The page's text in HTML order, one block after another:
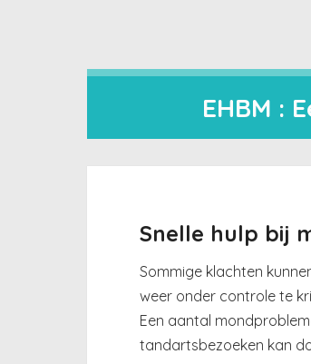
EHBM :
Snelle hulp bij
Sommige klachten
weer onder controle te
Een aantal
tandartsbezoeken kan